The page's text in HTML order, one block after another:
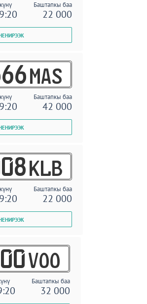
Баштапкы баа
22 000
MAS
Баштапкы баа
42 000
KLB
Баштапкы баа
22 000
VOO
Баштапкы баа
32 000